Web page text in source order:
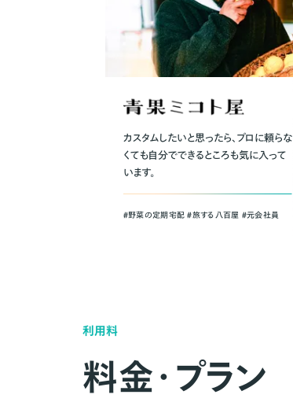
カスタムしたいと思ったら、プロに頼らな
くても自分でできるところも気に入って
います。
＃野菜の定期宅配 ＃旅する八百屋 ＃元会社員
利用料
料金・プラン